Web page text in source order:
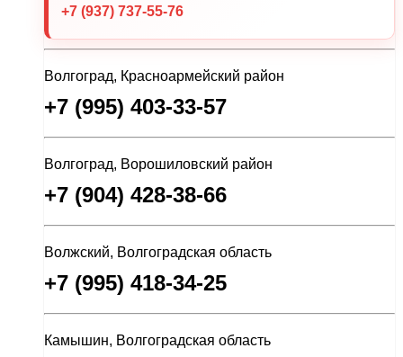
+7 (937) 737-55-76
Волгоград, Красноармейский район
+7 (995) 403-33-57
Волгоград, Ворошиловский район
+7 (904) 428-38-66
Волжский, Волгоградская область
+7 (995) 418-34-25
Камышин, Волгоградская область